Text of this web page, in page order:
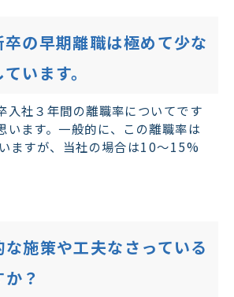
の早期離職は極めて少な
います。
入社３年間の離職率についてです
います。一般的に、この離職率は
ますが、当社の場合は10～15%
施策や工夫なさっている
？